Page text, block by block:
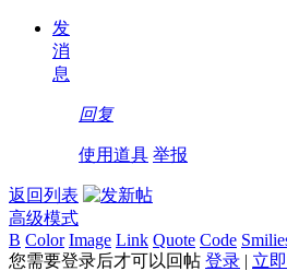
发
消
息
回复
使用道具 举报
返回列表
高级模式
B Color Image Link Quote Code
您需要登录后才可以回帖 登录 | 立